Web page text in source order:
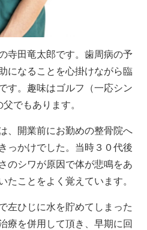
寺田竜太郎です。歯周病の予
になることを心掛けながら臨
す。趣味はゴルフ（一応シン
父でもあります。
、開業前にお勤めの整骨院へ
っかけでした。当時３０代後
のシワが原因で体が悲鳴をあ
たことをよく覚えています。
左ひじに水を貯めてしまった
療を併用して頂き、早期に回